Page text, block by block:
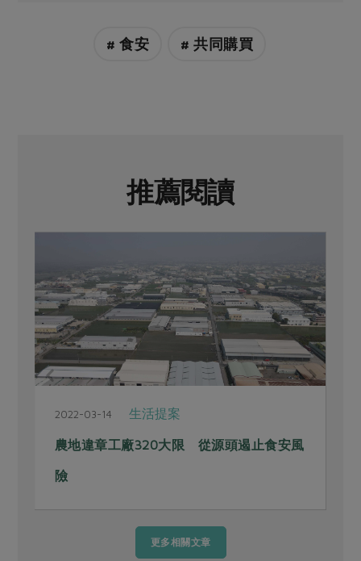
# 食安 # 共同購買
推薦閱讀
2022-03-14 生活提案
農地違章工廠320大限 從源頭遏止食安風
險
更多相關文章